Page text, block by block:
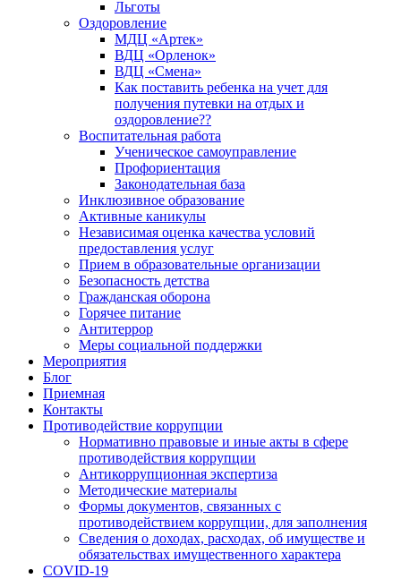
Льготы
Оздоровление
МДЦ «Артек»
ВДЦ «Орленок»
ВДЦ «Смена»
Как поставить ребенка на учет для
получения путевки на отдых и
оздоровление??
Воспитательная работа
Ученическое самоуправление
Профориентация
Законодательная база
Инклюзивное образование
Активные каникулы
Независимая оценка качества условий
предоставления услуг
Прием в образовательные организации
Безопасность детства
Гражданская оборона
Горячее питание
Антитеррор
Меры социальной поддержки
Мероприятия
Блог
Приемная
Контакты
Противодействие коррупции
Нормативно правовые и иные акты в сфере
противодействия коррупции
Антикоррупционная экспертиза
Методические материалы
Формы документов, связанных с
противодействием коррупции, для заполнения
Сведения о доходах, расходах, об имуществе и
обязательствах имущественного характера
COVID-19